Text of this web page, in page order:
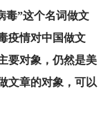
毒”这个名词做文
疫情对中国做文
要对象，仍然是美
文章的对象，可以